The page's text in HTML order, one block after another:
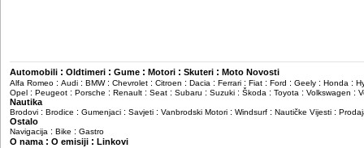
Automobili : Oldtimeri : Gume : Motori : Skuteri : Moto Novosti
Alfa Romeo : Audi : BMW: Chevrolet : Citroen : Dacia : Ferrari : Fiat : Ford : Geely : Honda :
Opel : Peugeot : Porsche : Renault : Seat : Subaru : Suzuki : Škoda : Toyota : Volkswagen :
Nautika
Brodovi : Brodice : Gumenjaci : Savjeti : Vanbrodski Motori : Windsurf : Nautičke Vijesti :
Ostalo
Navigacija : Bike : Gastro
O nama: O emisiji : Linkovi